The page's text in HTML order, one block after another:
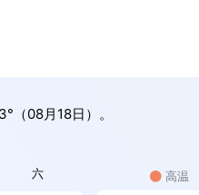
（08月18日）。
六 高温